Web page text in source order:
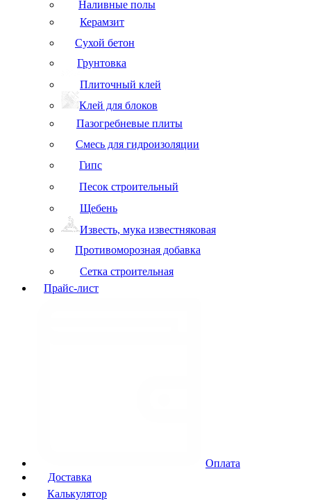
Наливные полы
Керамзит
Сухой бетон
Грунтовка
Плиточный клей
Клей для блоков
Пазогребневые плиты
Смесь для гидроизоляции
Гипс
Песок строительный
Щебень
Известь, мука известняковая
Противоморозная добавка
Сетка строительная
Прайс-лист
Оплата
Доставка
Калькулятор